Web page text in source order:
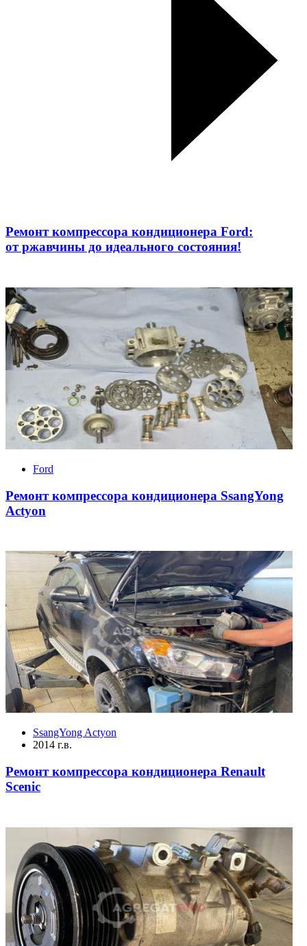
Ремонт компрессора кондиционера Ford:
от ржавчины до идеального состояния!
Ford
Ремонт компрессора кондиционера SsangYong
Actyon
SsangYong Actyon
2014 г.в.
Ремонт компрессора кондиционера Renault
Scenic